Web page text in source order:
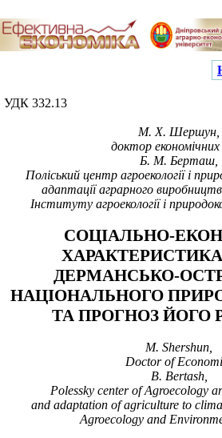
УДК 332.13
М. Х. Шершун,
доктор економічних
Б. М. Берташ,
Поліський центр агроекології і
адаптації аграрного
Інституту агроекології і
СОЦІАЛЬНО-
ДЕРМАНСЬКО-
НАЦІОНАЛЬНОГО
ТА ПРОГНОЗ ЙОГО
M. Shershun,
Doctor of
B. Bertash,
Polessky center of Agroecology
and adaptation of agriculture to
Agroecology and